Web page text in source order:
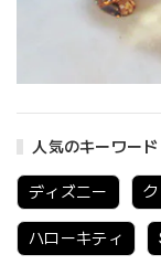
人気のキーワード
ディズニー
ハローキティ